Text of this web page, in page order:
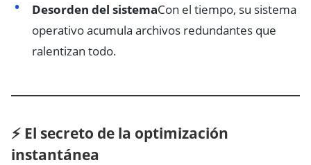
Desorden del sistemaCon el tiempo, su sistema
operativo acumula archivos redundantes que
ralentizan todo.
⚡ El secreto de la optimización
instantánea